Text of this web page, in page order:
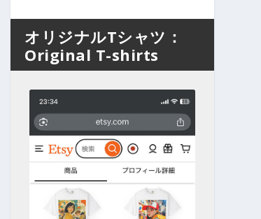
オリジナルTシャツ：
Original T-shirts